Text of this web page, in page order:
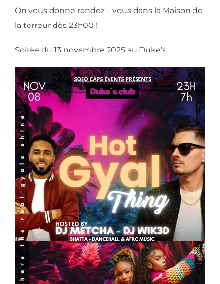
On vous donne rendez – vous dans la Maison de
la terreur dès 23h00 !
Soirée du 13 novembre 2025 au Duke’s